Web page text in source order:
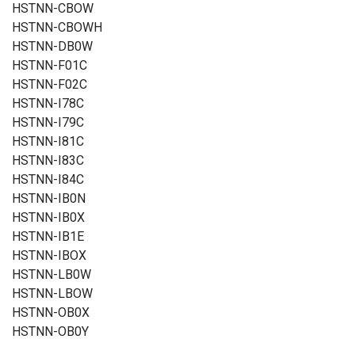
HSTNN-CBOW
HSTNN-CBOWH
HSTNN-DB0W
HSTNN-F01C
HSTNN-F02C
HSTNN-I78C
HSTNN-I79C
HSTNN-I81C
HSTNN-I83C
HSTNN-I84C
HSTNN-IB0N
HSTNN-IB0X
HSTNN-IB1E
HSTNN-IBOX
HSTNN-LB0W
HSTNN-LBOW
HSTNN-OB0X
HSTNN-OB0Y